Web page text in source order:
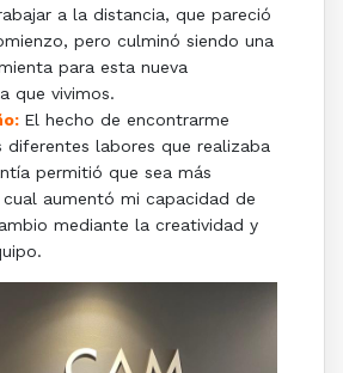
a la distancia, que pareció
pero culminó siendo una
para esta nueva
que vivimos.
El hecho de encontrarme
diferentes labores que realizaba
permitió que sea más
aumentó mi capacidad de
mediante la creatividad y